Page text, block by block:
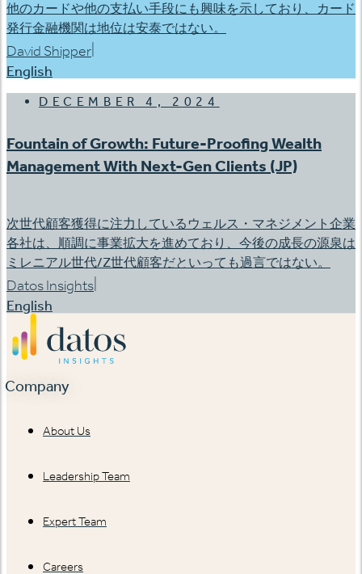
他のカードや他の支払い手段にも興味を示しており、カード
発行金融機関は地位は安泰ではない。
David Shipper
English
DECEMBER 4, 2024
Fountain of Growth: Future-Proofing Wealth
Management With Next-Gen Clients (JP)
次世代顧客獲得に注力しているウェルス・マネジメント企業
各社は、順調に事業拡大を進めており、今後の成長の源泉は
ミレニアル世代/Z世代顧客だといっても過言ではない。
Datos Insights
English
Company
About Us
Leadership Team
Expert Team
Careers